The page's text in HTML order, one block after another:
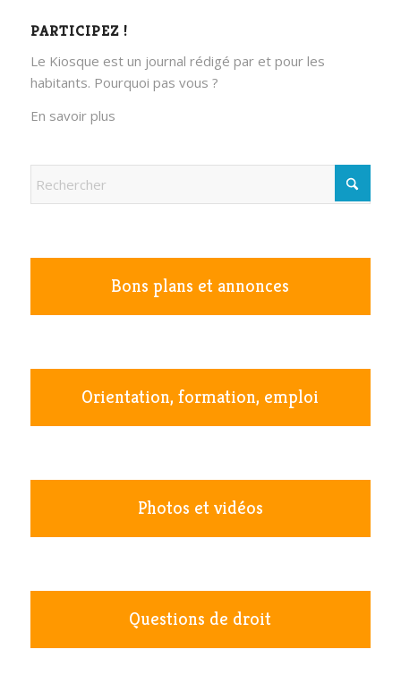
PARTICIPEZ !
Le Kiosque est un journal rédigé par et pour les
habitants. Pourquoi pas vous ?
En savoir plus
Bons plans et annonces
Orientation, formation, emploi
Photos et vidéos
Questions de droit